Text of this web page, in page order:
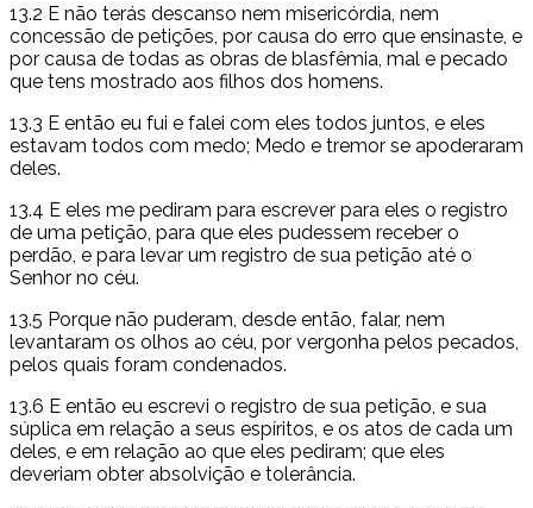
13.2 E não terás descanso nem misericórdia, nem
concessão de petições, por causa do erro que ensinaste, e
por causa de todas as obras de blasfêmia, mal e pecado
que tens mostrado aos filhos dos homens.
13.3 E então eu fui e falei com eles todos juntos, e eles
estavam todos com medo; Medo e tremor se apoderaram
deles.
13.4 E eles me pediram para escrever para eles o registro
de uma petição, para que eles pudessem receber o
perdão, e para levar um registro de sua petição até o
Senhor no céu.
13.5 Porque não puderam, desde então, falar, nem
levantaram os olhos ao céu, por vergonha pelos pecados,
pelos quais foram condenados.
13.6 E então eu escrevi o registro de sua petição, e sua
súplica em relação a seus espíritos, e os atos de cada um
deles, e em relação ao que eles pediram; que eles
deveriam obter absolvição e tolerância.